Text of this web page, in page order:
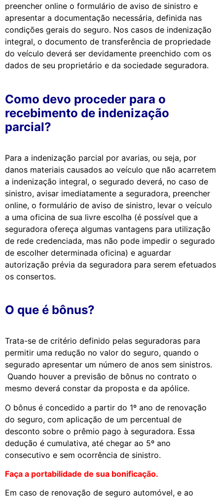
preencher online o formulário de aviso de sinistro e
apresentar a documentação necessária, definida nas
condições gerais do seguro. Nos casos de indenização
integral, o documento de transferência de propriedade
do veículo deverá ser devidamente preenchido com os
dados de seu proprietário e da sociedade seguradora.
Como devo proceder para o
recebimento de indenização
parcial?
Para a indenização parcial por avarias, ou seja, por
danos materiais causados ao veículo que não acarretem
a indenização integral, o segurado deverá, no caso de
sinistro, avisar imediatamente a seguradora, preencher
online, o formulário de aviso de sinistro, levar o veículo
a uma oficina de sua livre escolha (é possível que a
seguradora ofereça algumas vantagens para utilização
de rede credenciada, mas não pode impedir o segurado
de escolher determinada oficina) e aguardar
autorização prévia da seguradora para serem efetuados
os consertos.
O que é bônus?
Trata-se de critério definido pelas seguradoras para
permitir uma redução no valor do seguro, quando o
segurado apresentar um número de anos sem sinistros.
Quando houver a previsão de bônus no contrato o
mesmo deverá constar da proposta e da apólice.
O bônus é concedido a partir do 1º ano de renovação
do seguro, com aplicação de um percentual de
desconto sobre o prêmio pago à seguradora. Essa
dedução é cumulativa, até chegar ao 5º ano
consecutivo e sem ocorrência de sinistro.
Faça a portabilidade de sua bonificação.
Em caso de renovação de seguro automóvel, e ao